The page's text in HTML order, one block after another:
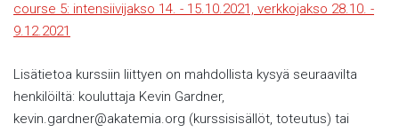
course 5: intensiivijakso 14. - 15.10.2021, verkkojakso 28.10. -
9.12.2021
Lisätietoa kurssiin liittyen on mahdollista kysyä seuraavilta
henkilöiltä: kouluttaja Kevin Gardner,
kevin.gardner@akatemia.org (kurssisisällöt, toteutus) tai